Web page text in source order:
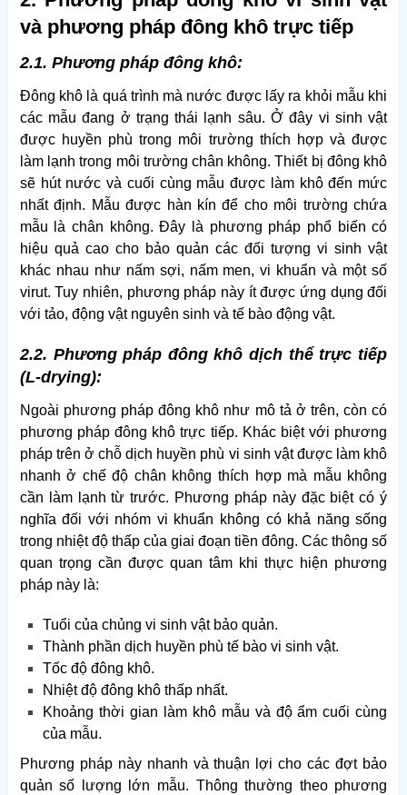
và phương pháp đông khô trực tiếp
2.1. Phương pháp đông khô:
Đông khô là quá trình mà nước được lấy ra khỏi mẫu khi
các mẫu đang ở trạng thái lạnh sâu. Ở đây vi sinh vật
được huyền phù trong môi trường thích hợp và được
làm lạnh trong môi trường chân không. Thiết bị đông khô
sẽ hút nước và cuối cùng mẫu được làm khô đến mức
nhất định. Mẫu được hàn kín để cho môi trường chứa
mẫu là chân không. Đây là phương pháp phổ biến có
hiệu quả cao cho bảo quản các đối tượng vi sinh vật
khác nhau như nấm sợi, nấm men, vi khuẩn và một số
virut. Tuy nhiên, phương pháp này ít được ứng dụng đối
với tảo, động vật nguyên sinh và tế bào động vật.
2.2. Phương pháp đông khô dịch thể trực tiếp
(L-drying):
Ngoài phương pháp đông khô như mô tả ở trên, còn có
phương pháp đông khô trực tiếp. Khác biệt với phương
pháp trên ở chỗ dịch huyền phù vi sinh vật được làm khô
nhanh ở chế độ chân không thích hợp mà mẫu không
cần làm lạnh từ trước. Phương pháp này đặc biệt có ý
nghĩa đối với nhóm vi khuẩn không có khả năng sống
trong nhiệt độ thấp của giai đoạn tiền đông. Các thông số
quan trọng cần được quan tâm khi thực hiện phương
pháp này là:
Tuổi của chủng vi sinh vật bảo quản.
Thành phần dịch huyền phù tế bào vi sinh vật.
Tốc độ đông khô.
Nhiệt độ đông khô thấp nhất.
Khoảng thời gian làm khô mẫu và độ ẩm cuối cùng
của mẫu.
Phương pháp này nhanh và thuận lợi cho các đợt bảo
quản số lượng lớn mẫu. Thông thường theo phương